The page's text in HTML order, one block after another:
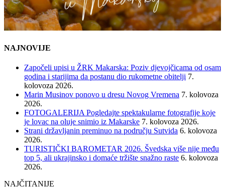
NAJNOVIJE
Započeli upisi u ŽRK Makarska: Poziv djevojčicama od osam
godina i starijima da postanu dio rukometne obitelji 7.
kolovoza 2026.
Marin Musinov ponovo u dresu Novog Vremena 7. kolovoza
2026.
FOTOGALERIJA Pogledajte spektakularne fotografije koje
je lovac na oluje snimio iz Makarske 7. kolovoza 2026.
Strani državljanin preminuo na području Sutvida 6. kolovoza
2026.
TURISTIČKI BAROMETAR 2026. Švedska više nije među
top 5, ali ukrajinsko i domaće tržište snažno raste 6. kolovoza
2026.
NAJČITANIJE